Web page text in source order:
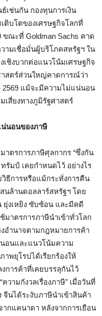
เช่นกัน กองทุนการเงิน
ติบโตของเศรษฐกิจโลกที่
ขณะที่ Goldman Sachs คาด
ามเชื่อมั่นผู้บริโภคสหรัฐฯ ใน
ชิงบวกต่อแนวโน้มเศรษฐกิจ
าสตร์ส่วนใหญ่คาดการณ์ว่า
2569 แม้จะมีความไม่แน่นอน
เสี่ยงทางภูมิรัฐศาสตร์
น่นอนของภาษี
าตรการภาษีศุลกากร “ซึ่งกัน
รัมป์ เคยกำหนดไว้ อย่างไร
ธีการหรือแม้กระทั่งการคืน
นล้านดอลลาร์สหรัฐฯ โดย
ยุ่งเหยิง ซับซ้อน และมีคดี
มาตรการภาษีนำเข้าทั่วโลก
อำนาจตามกฎหมายการค้า
อนและแนวโน้มความ
าพยุโรปได้เรียกร้องให้
การค้าที่เคยบรรลุกันไว้
วามกังวลเรื่องภาษี” เมื่อวันที่
จีนได้ระงับภาษีนำเข้าสินค้า
ากแคนาดา หลังจากการเยือน